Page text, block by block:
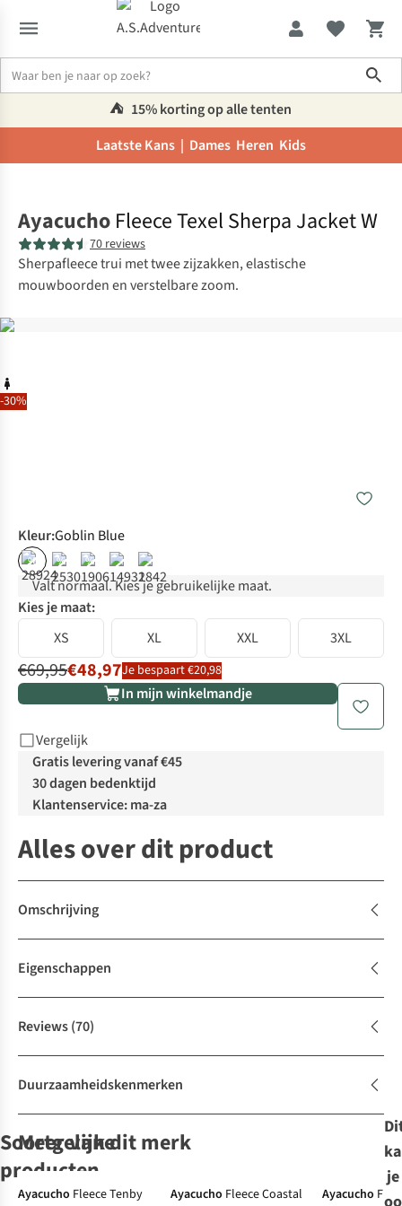
⛺️ 15% korting op alle tenten
Laatste Kans | Dames Heren Kids
-30%
Ayacucho Fleece Texel Sherpa Jacket W
70 reviews
Sherpafleece trui met twee zijzakken, elastische
mouwboorden en verstelbare zoom.
Kleur:Goblin Blue
% % %
Valt normaal. Kies je gebruikelijke maat.
Kies je maat:
XS
XL XXL 3XL
€69,95€48,97Je bespaart €20,98
In mijn winkelmandje
Vergelijk
Gratis levering vanaf €45
30 dagen bedenktijd
Klantenservice: ma-za
Alles over dit product
Omschrijving
Eigenschappen
Reviews(70)
Duurzaamheidskenmerken
Soortgelijke
producten
-50%
Meer van dit merk
Ayacucho Fleece Tenby
Ayacucho Fleece Coastal
Ayacucho
je